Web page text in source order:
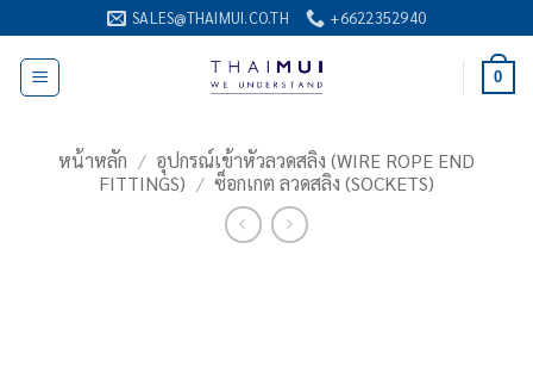
ไป
เนื้อหา
SALES@THAIMUI.CO.TH +6622352940
0
หน้าหลัก / อุปกรณ์เข้าหัวลวดสลิง (WIRE ROPE END
FITTINGS) / ซ็อกเกต ลวดสลิง (SOCKETS)